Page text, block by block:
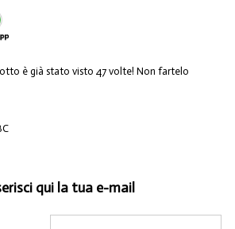
è già stato visto 47 volte! Non fartelo
qui la tua e-mail